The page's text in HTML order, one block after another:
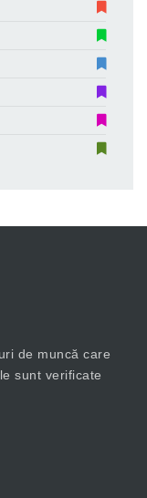
de muncă care
sunt verificate